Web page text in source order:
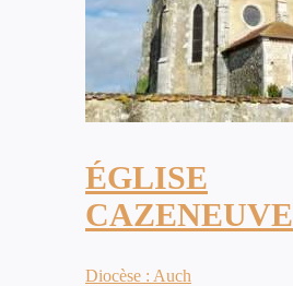
ÉGLISE
CAZENEUVE
Diocèse : Auch